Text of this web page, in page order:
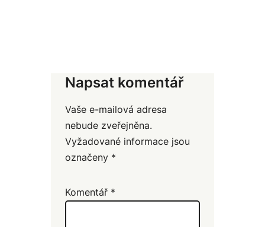
Napsat komentář
Vaše e-mailová adresa
nebude zveřejněna.
Vyžadované informace jsou
označeny *
Komentář *